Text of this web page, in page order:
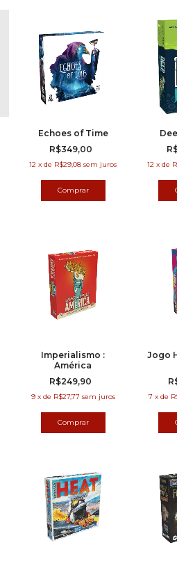
Echoes of Time
R$349,00
12 x de R$29,08 sem juros 12 x de
Imperialismo :
América
R$249,90
9 x de R$27,77 sem juros
Jogo
7 x de